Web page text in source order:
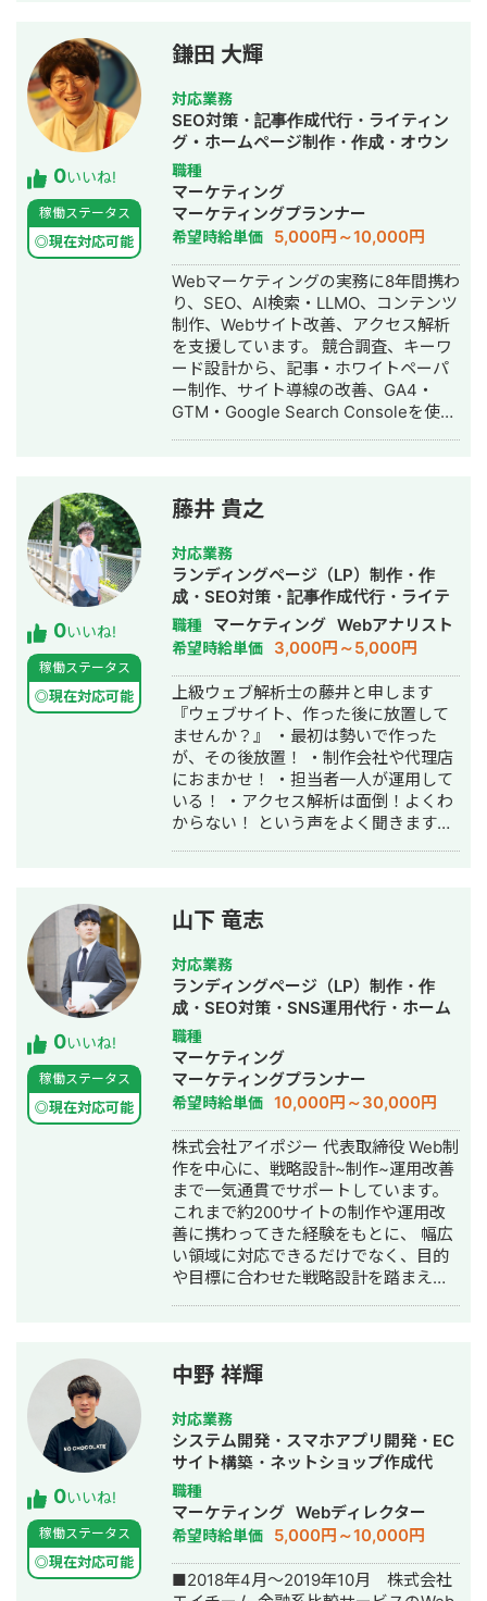
立ち上げ、中小企業診断士の講座への
げ。1年間運用したところ企業メディア
等からの被リンクが獲得できたため、
仮想通貨系のキーワードのカテゴリを
作ってコンテンツを投下したところ、
ビッグキーワードで上位獲得を実現
（現在は完全に死んだため、月1万円の
アドセンス収益に甘んじています） ▶️
施策 ・ビジュアルリッチな図解コンテ
ンツを制作（1記事当たり10枚近くの図
解を入れた記事もあり） ・内部リンク
構造とトピッククラスターを意識 ▶️結
果 ・個人でもメディアを運用して月次
で10万アクセス集める ・月次10万円の
収益、累計で100万円をあげる ・企業
メディアやWikipediaからの被リンクの
獲得を実現 ・仮想通貨領域でビッグキ
ーワードの「Web3」や「dao」等で検
フォーム、整骨院のローカルビジネス
を展開し、リアルタイムで仮説検証を
経て研磨された成功確度の高い施策を
提供。 成果の出るローカルビジネスの
デジタルマーケティングならお任せく
ださい！
0いいね!
稼働ステータス
◎現在対応可能
鎌田 大輝
対応業務
SEO対策・記事作成代行・ライティン
グ・ホームページ制作・作成・オウン
ドメディア制作・構築・運用代行・AI
活用
職種
マーケティング
マーケティングプランナー
希望時給単価 5,000円～10,000円
Webマーケティングの実務に8年間携わ
り、SEO、AI検索・LLMO、コンテンツ
制作、Webサイト改善、アクセス解析
を支援しています。 競合調査、キーワ
ード設計から、記事・ホワイトペーパ
ー制作、サイト導線の改善、GA4・
GTM・Google Search Consoleを使っ
装・改善運用まで支援します。 BtoB領
域を中心に、人材育成、建築・不動
産、IT・DX、士業などの支援経験があ
ります。現在は合同会社SuzuLaboを運
営しています。
0いいね!
稼働ステータス
◎現在対応可能
藤井 貴之
対応業務
ランディングページ（LP）制作・作
成・SEO対策・記事作成代行・ライテ
ィング・ホームページ制作・作成・リ
スティング広告運用代行・オウンドメ
ディア制作・構築・運用代行・動画制
作・動画編集
職種 マーケティング Webアナリスト
希望時給単価 3,000円～5,000円
上級ウェブ解析士の藤井と申します
『ウェブサイト、作った後に放置して
ませんか？』 ・最初は勢いで作った
が、その後放置！ ・制作会社や代理店
におまかせ！ ・担当者一人が運用して
いる！ ・アクセス解析は面倒！よくわ
からない！ という声をよく聞きます。
ウェブの「データ」を基に改善してみ
ませんか？ 【こんな方におすすめ】 ・
ウェブを作ってから放置してしまって
いる方 ・セカンドオピニオンとして、
WEB広告やウェブサイトのアクセスデ
ータを分析して欲しい方 ・広告運用や
ウェブ制作・運用に関わっていて、ア
ウトソースで依頼したい方 【今だけ特
典♪】 こちらのページからお問い合わ
せいただけ方、毎月先着3名様に無料で
WEBサイトの分析レポートを作成しま
す。 連絡の際に「名鑑見たよ」とご一
報ください。 【詳細プロフィール】
BtoB企業のマーケティング支援をして
います。 大手・エンプラ系事業会社で
の経験が豊富です。 ・GA4等データを
基にしたWEBコンテンツ改善提案 ・
MAツールを活用した営業支援・シナリ
オ設計 ・オウンドメディア活用支援
歴】 [ 2025/1 - 現在 ] 株式会社
WebHawkEye 代表取締役 ・ウェブ解
析やMAを中心とした、企業のデジタル
コンテンツ活用の総合支援をしていま
す。 [ 2018/11 - 2024/10 ] 株式会社シ
ングラ ・リース会社のBtoB企業のデジ
タルマーケティング支援 [ 2014/4 -
2018/10 ] パナソニック マーケティン
グ ジャパン株式会社 ・パナソニックの
メーカ直販EC
0いいね!
稼働ステータス
◎現在対応可能
山下 竜志
対応業務
ランディングページ（LP）制作・作
成・SEO対策・SNS運用代行・ホーム
ページ制作・作成・リスティング広告
運用代行・動画制作・動画編集
職種
マーケティング
マーケティングプランナー
希望時給単価 10,000円～30,000円
株式会社アイポジー 代表取締役 Web制
作を中心に、戦略設計~制作~運用改善
まで一気通貫でサポートしています。
これまで約200サイトの制作や運用改
善に携わってきた経験をもとに、 幅広
い領域に対応できるだけでなく、目的
や目標に合わせた戦略設計を踏まえた
支援していますが、 とくに不動産・住
宅領域では、Web支援の実績が豊富
で、 セミナーや資料制作を通じた業界
向けの教育にも携わってきました。 実
務経験に基づく課題理解や、商習慣に
即した提案力をご評価いただいており
ます。 前職では制作・マーケティン
グ・営業管理など、事業全体を横断す
る業務を担当。 その経験から、Web制
作にとどまらず、SEO対策・SNS運
用・広告運用・コンテンツ制作など、
0いいね!
稼働ステータス
◎現在対応可能
中野 祥輝
対応業務
システム開発・スマホアプリ開発・EC
サイト構築・ネットショップ作成代
行・SEO対策・ホームページ制作・作
成・リスティング広告運用代行・オウ
ンドメディア制作・構築・運用代行
職種
マーケティング Webディレクター
希望時給単価 5,000円～10,000円
■2018年4月〜2019年10月 株式会社